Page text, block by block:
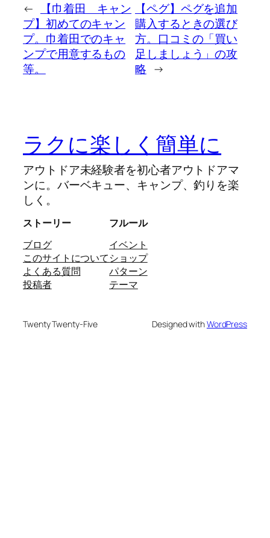
←
【巾着田 キャン
プ】初めてのキャン
プ。巾着田でのキャ
ンプで用意するもの
等。
【ペグ】ペグを追加
購入するときの選び
方。口コミの「買い
足しましょう」の攻
略 →
ラクに楽しく簡単に
アウトドア未経験者を初心者アウトドアマ
ンに。バーベキュー、キャンプ、釣りを楽
しく。
ストーリー
ブログ
このサイトについて
よくある質問
投稿者
フルール
イベント
ショップ
パターン
テーマ
Twenty Twenty-Five Designed withWordPress